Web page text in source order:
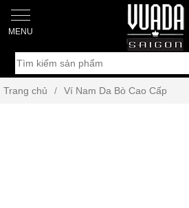
MENU
Trang chủ / Ví Nam Da Bò Cao Cấp